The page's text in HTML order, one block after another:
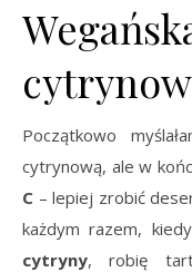
Początkowo
cytrynową, ale w
C – lepiej zrobić
każdym razem,
cytryny, robię